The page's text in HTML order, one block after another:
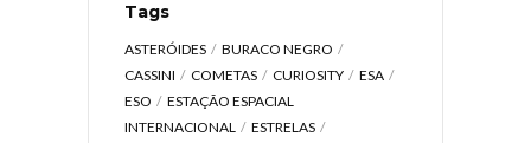
Tags
ASTERÓIDES
BURACO NEGRO
CASSINI
COMETAS CURIOSITY
ESA
ESO
ESTAÇÃO ESPACIAL
INTERNACIONAL
ESTRELAS